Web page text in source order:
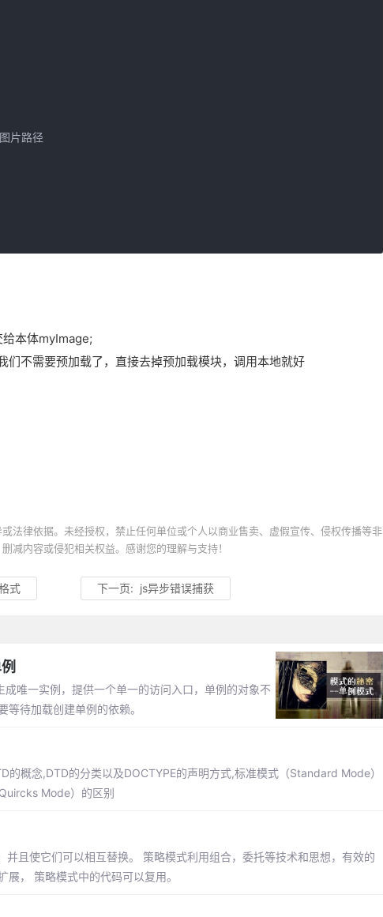
片路径
本体myImage;
不需要预加载了，直接去掉预加载模块，调用本地就好
法律依据。未经授权，禁止任何单位或个人以商业售卖、虚假宣传、侵权传播等非
减内容或侵犯相关权益。感谢您的理解与支持！
式 下一页: js异步错误捕获
唯一实例，提供一个单一的访问入口，单例的对象不
待加载创建单例的依赖。
概念,DTD的分类以及DOCTYPE的声明方式,标准模式（Standard Mode）
Mode）的区别
且使它们可以相互替换。 策略模式利用组合，委托等技术和思想，有效的
， 策略模式中的代码可以复用。